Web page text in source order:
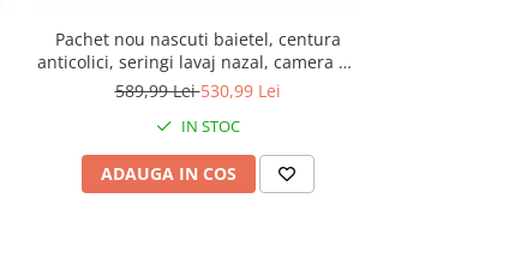
Pachet nou nascuti baietel, centura
anticolici, seringi lavaj nazal, camera de
inhalare, aparat de aerosoli, aspirator
manuala de san, termometru non-
contact
589,99 Lei530,99 Lei
IN STOC
ADAUGA IN COS